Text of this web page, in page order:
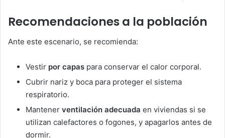
Recomendaciones a la población
Ante este escenario, se recomienda:
Vestir por capas para conservar el calor corporal.
Cubrir nariz y boca para proteger el sistema
respiratorio.
Mantener ventilación adecuada en viviendas si se
utilizan calefactores o fogones, y apagarlos antes de
dormir.